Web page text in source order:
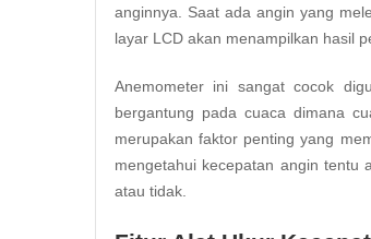
anginnya. Saat ada angin yang
layar LCD akan menampilkan hasil
Anemometer ini sangat cocok
bergantung pada cuaca dimana
merupakan faktor penting yang
mengetahui kecepatan angin tentu
atau tidak.